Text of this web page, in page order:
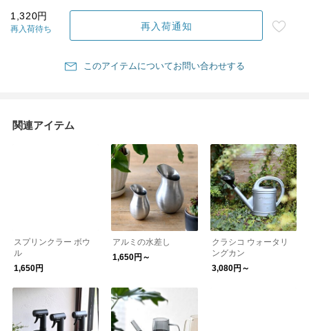
1,320円
再入荷待ち 再入荷通知
このアイテムについてお問い合わせする
関連アイテム
スプリンクラー ボウ
ル
1,650円
アルミの水差し
1,650円～
クラシコ ウォータリ
ングカン
3,080円～